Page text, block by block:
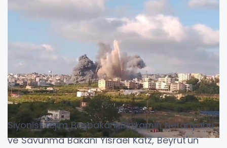
Siyonist rejim Başbakanı Binyamin Netanyahu
ve Savunma Bakanı Yisrael Katz, Beyrut'un